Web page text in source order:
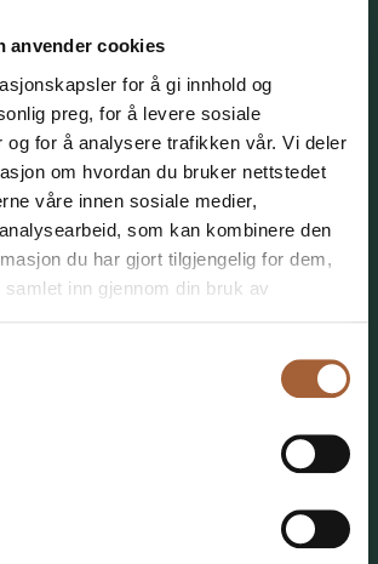
anvender cookies
for å gi innhold og
preg, for å levere sosiale
og for å analysere trafikken vår. Vi deler
om hvordan du bruker nettstedet
våre innen sosiale medier,
som kan kombinere den
du har gjort tilgjengelig for dem,
inn gjennom din bruk av
Arena
2, 14 leiligheter
22